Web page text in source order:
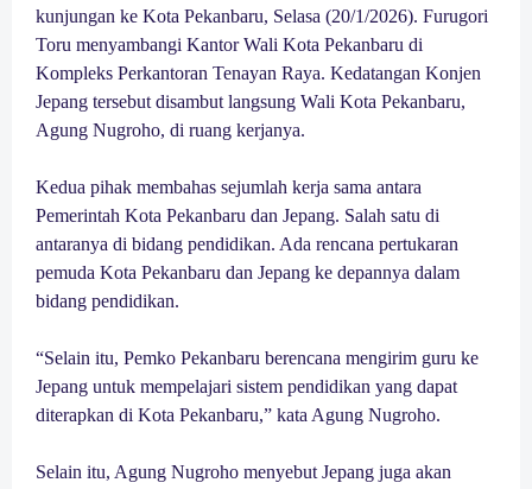
kunjungan ke Kota Pekanbaru, Selasa (20/1/2026). Furugori
Toru menyambangi Kantor Wali Kota Pekanbaru di
Kompleks Perkantoran Tenayan Raya. Kedatangan Konjen
Jepang tersebut disambut langsung Wali Kota Pekanbaru,
Agung Nugroho, di ruang kerjanya.
Kedua pihak membahas sejumlah kerja sama antara
Pemerintah Kota Pekanbaru dan Jepang. Salah satu di
antaranya di bidang pendidikan. Ada rencana pertukaran
pemuda Kota Pekanbaru dan Jepang ke depannya dalam
bidang pendidikan.
“Selain itu, Pemko Pekanbaru berencana mengirim guru ke
Jepang untuk mempelajari sistem pendidikan yang dapat
diterapkan di Kota Pekanbaru,” kata Agung Nugroho.
Selain itu, Agung Nugroho menyebut Jepang juga akan